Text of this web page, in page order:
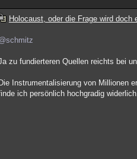
Holocaust, oder die Frage wird doch
zu fundierteren Quellen reichts bei
Die Instrumentalisierung von Millionen
ich persönlich hochgradig